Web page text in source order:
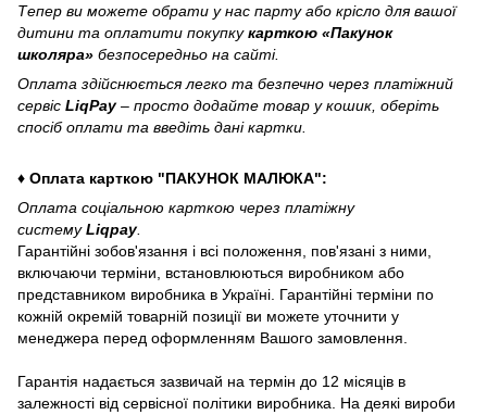
Тепер ви можете обрати у нас парту або крісло для вашої
дитини та оплатити покупкукарткою «Пакунок
школяра» безпосередньо на сайті.
Оплата здійснюється легко та безпечно через платіжний
сервіс LiqPay– просто додайте товар у кошик, оберіть
спосіб оплати та введіть дані картки.
♦ Оплата карткою "ПАКУНОК МАЛЮКА":
Оплата соціальною карткою через платіжну
системуLiqpay.
Гарантійні зобов'язання і всі положення, пов'язані з ними,
включаючи терміни, встановлюються виробником або
представником виробника в Україні. Гарантійні терміни по
кожній окремій товарній позиції ви можете уточнити у
менеджера перед оформленням Вашого замовлення.
Гарантія надається зазвичай на термін до 12 місяців в
залежності від сервісної політики виробника. На деякі вироби